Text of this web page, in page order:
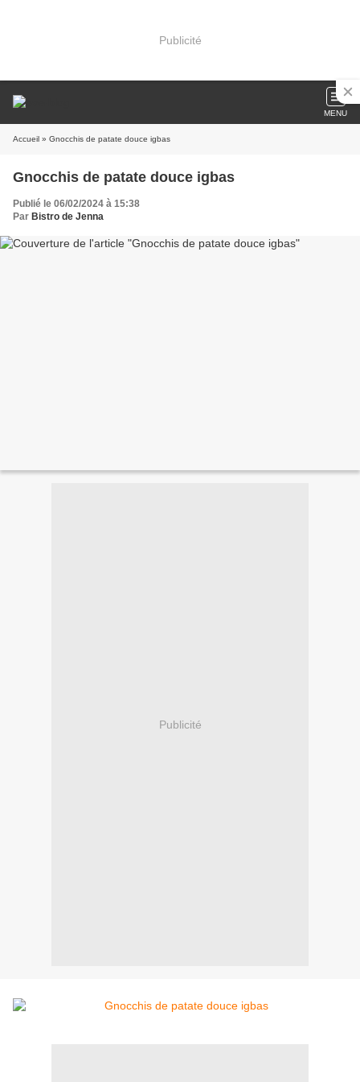
Publicité
MENU
Accueil » Gnocchis de patate douce igbas
Gnocchis de patate douce igbas
Publié le 06/02/2024 à 15:38
Par Bistro de Jenna
Publicité